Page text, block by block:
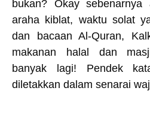
bukan? Okay sebenarnya
araha kiblat, waktu solat
dan bacaan Al-Quran,
makanan halal dan
banyak lagi! Pendek
diletakkan dalam senarai